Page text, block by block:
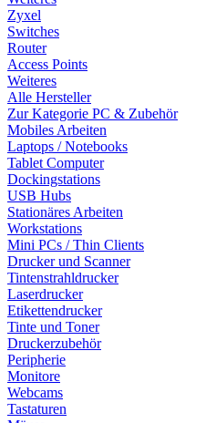
Zyxel
Switches
Router
Access Points
Weiteres
Alle Hersteller
Zur Kategorie PC & Zubehör
Mobiles Arbeiten
Laptops / Notebooks
Tablet Computer
Dockingstations
USB Hubs
Stationäres Arbeiten
Workstations
Mini PCs / Thin Clients
Drucker und Scanner
Tintenstrahldrucker
Laserdrucker
Etikettendrucker
Tinte und Toner
Druckerzubehör
Peripherie
Monitore
Webcams
Tastaturen